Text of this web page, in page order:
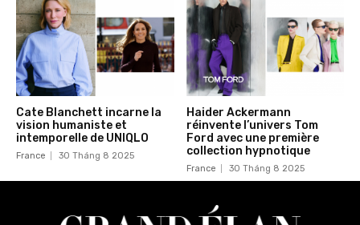
Cate Blanchett incarne la
vision humaniste et
intemporelle de UNIQLO
France 30 Tháng 8 2025
Haider Ackermann
réinvente l’univers Tom
Ford avec une première
collection hypnotique
France 30 Tháng 8 2025